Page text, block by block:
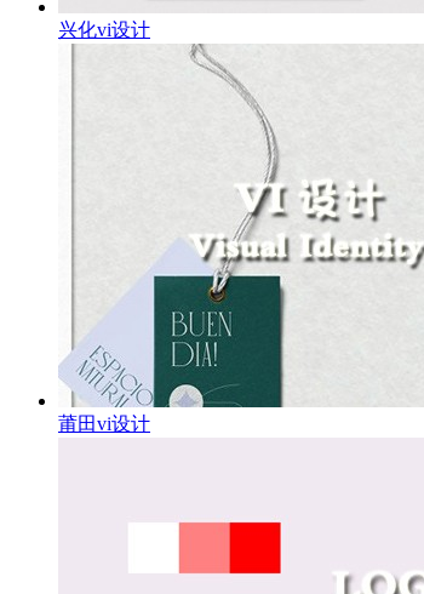
兴化vi设计
莆田vi设计